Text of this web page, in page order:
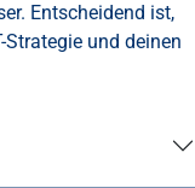
Entscheidend ist,
und deinen